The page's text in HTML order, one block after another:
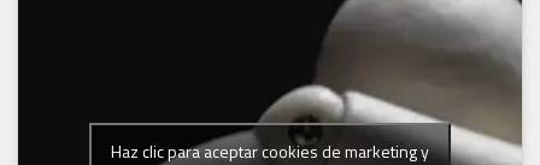
Haz clic para aceptar cookies de marketing y